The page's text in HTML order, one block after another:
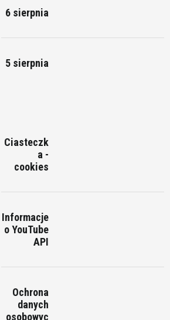
6 sierpnia
5 sierpnia
Ciasteczk
a -
cookies
Informacje
o YouTube
API
Ochrona
danych
osobowyc